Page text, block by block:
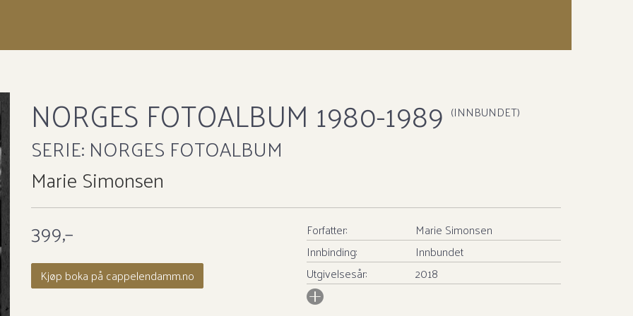
NORGES FOTOALBUM 1980-1989 (INNBUNDET)
SERIE:NORGES FOTOALBUM
Marie Simonsen
399,–
Kjøp boka på cappelendamm.no
Forfatter:
Marie Simonsen
Innbinding:
Innbundet
Utgivelsesår:
2018
ISBN/EAN: